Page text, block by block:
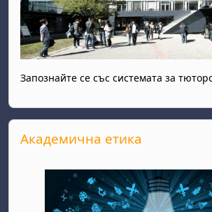
Запознайте се със системата за
Прескочи Академична етика
Академична етика